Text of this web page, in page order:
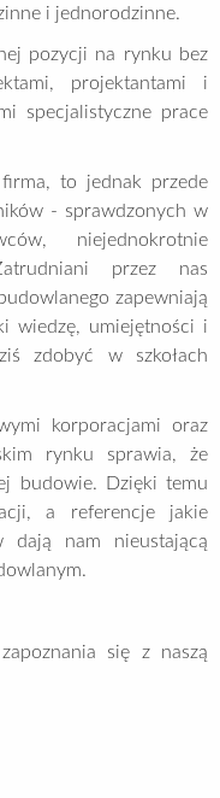
i jednorodzinne.
pozycji na rynku bez
projektantami i
specjalistyczne prace
to jednak przede
- sprawdzonych w
niejednokrotnie
przez nas
zapewniają
wiedzę, umiejętności i
zdobyć w szkołach
korporacjami oraz
rynku sprawia, że
budowie. Dzięki temu
a referencje jakie
dają nam nieustającą
się z naszą